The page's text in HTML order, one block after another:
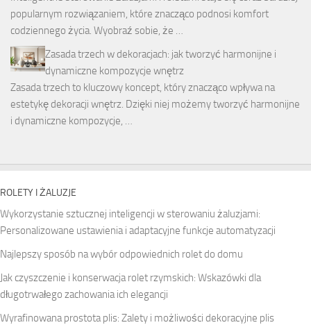
popularnym rozwiązaniem, które znacząco podnosi komfort
codziennego życia. Wyobraź sobie, że …
Zasada trzech w dekoracjach: jak tworzyć harmonijne i
dynamiczne kompozycje wnętrz
Zasada trzech to kluczowy koncept, który znacząco wpływa na
estetykę dekoracji wnętrz. Dzięki niej możemy tworzyć harmonijne
i dynamiczne kompozycje, …
ROLETY I ŻALUZJE
Wykorzystanie sztucznej inteligencji w sterowaniu żaluzjami:
Personalizowane ustawienia i adaptacyjne funkcje automatyzacji
Najlepszy sposób na wybór odpowiednich rolet do domu
Jak czyszczenie i konserwacja rolet rzymskich: Wskazówki dla
długotrwałego zachowania ich elegancji
Wyrafinowana prostota plis: Zalety i możliwości dekoracyjne plis